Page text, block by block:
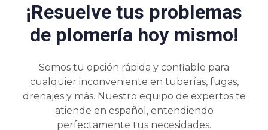
¡Resuelve tus problemas
de plomería hoy mismo!
Somos tu opción rápida y confiable para
cualquier inconveniente en tuberías, fugas,
drenajes y más. Nuestro equipo de expertos te
atiende en español, entendiendo
perfectamente tus necesidades.